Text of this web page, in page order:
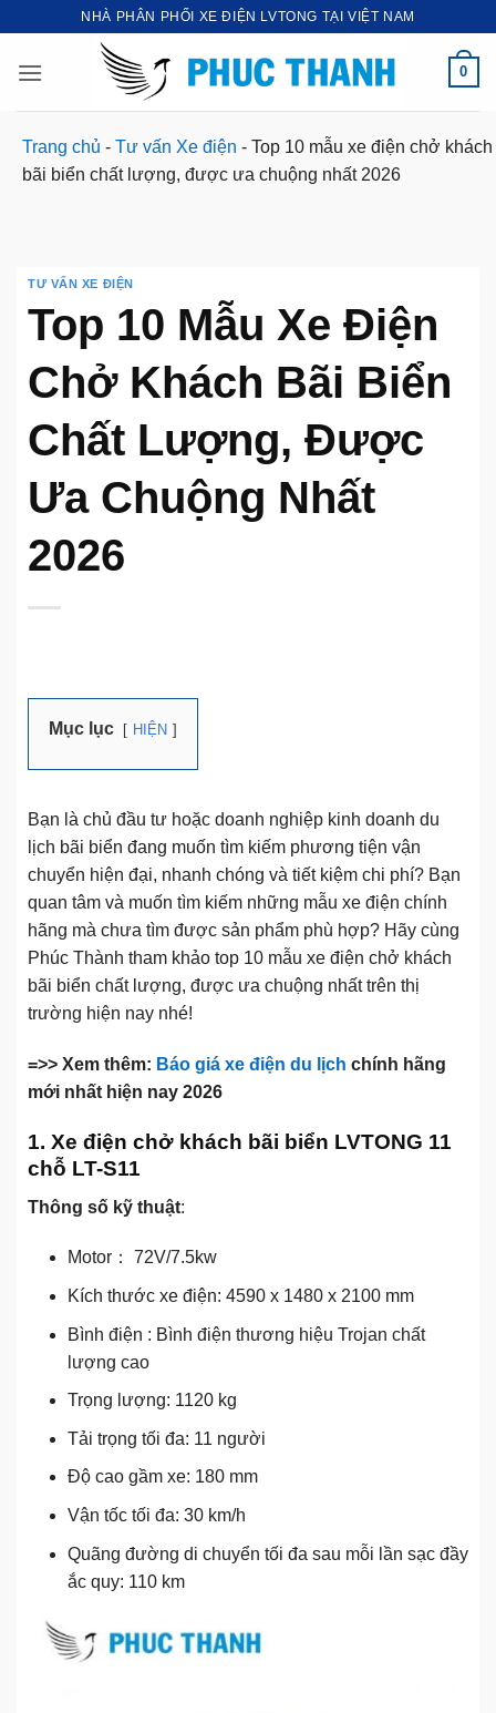
nội
NHÀ PHÂN PHỐI XE ĐIỆN LVTONG TẠI VIỆT NAM
0
Trang chủ - Tư vấn Xe điện - Top 10 mẫu xe điện chở khách
bãi biển chất lượng, được ưa chuộng nhất 2026
TƯ VẤN XE ĐIỆN
Top 10 Mẫu Xe Điện
Chở Khách Bãi Biển
Chất Lượng, Được
Ưa Chuộng Nhất
2026
Mục lục HIỆN
Bạn là chủ đầu tư hoặc doanh nghiệp kinh doanh du
lịch bãi biển đang muốn tìm kiếm phương tiện vận
chuyển hiện đại, nhanh chóng và tiết kiệm chi phí? Bạn
quan tâm và muốn tìm kiếm những mẫu xe điện chính
hãng mà chưa tìm được sản phẩm phù hợp? Hãy cùng
Phúc Thành tham khảo top 10 mẫu xe điện chở khách
bãi biển chất lượng, được ưa chuộng nhất trên thị
trường hiện nay nhé!
=>> Xem thêm: Báo giá xe điện du lịch chính hãng
mới nhất hiện nay 2026
1. Xe điện chở khách bãi biển LVTONG 11
chỗ LT-S11
Thông số kỹ thuật:
Motor： 72V/7.5kw
Kích thước xe điện: 4590 x 1480 x 2100 mm
Bình điện : Bình điện thương hiệu Trojan chất
lượng cao
Trọng lượng: 1120 kg
Tải trọng tối đa: 11 người
Độ cao gầm xe: 180 mm
Vận tốc tối đa: 30 km/h
Quãng đường di chuyển tối đa sau mỗi lần sạc đầy
ắc quy: 110 km